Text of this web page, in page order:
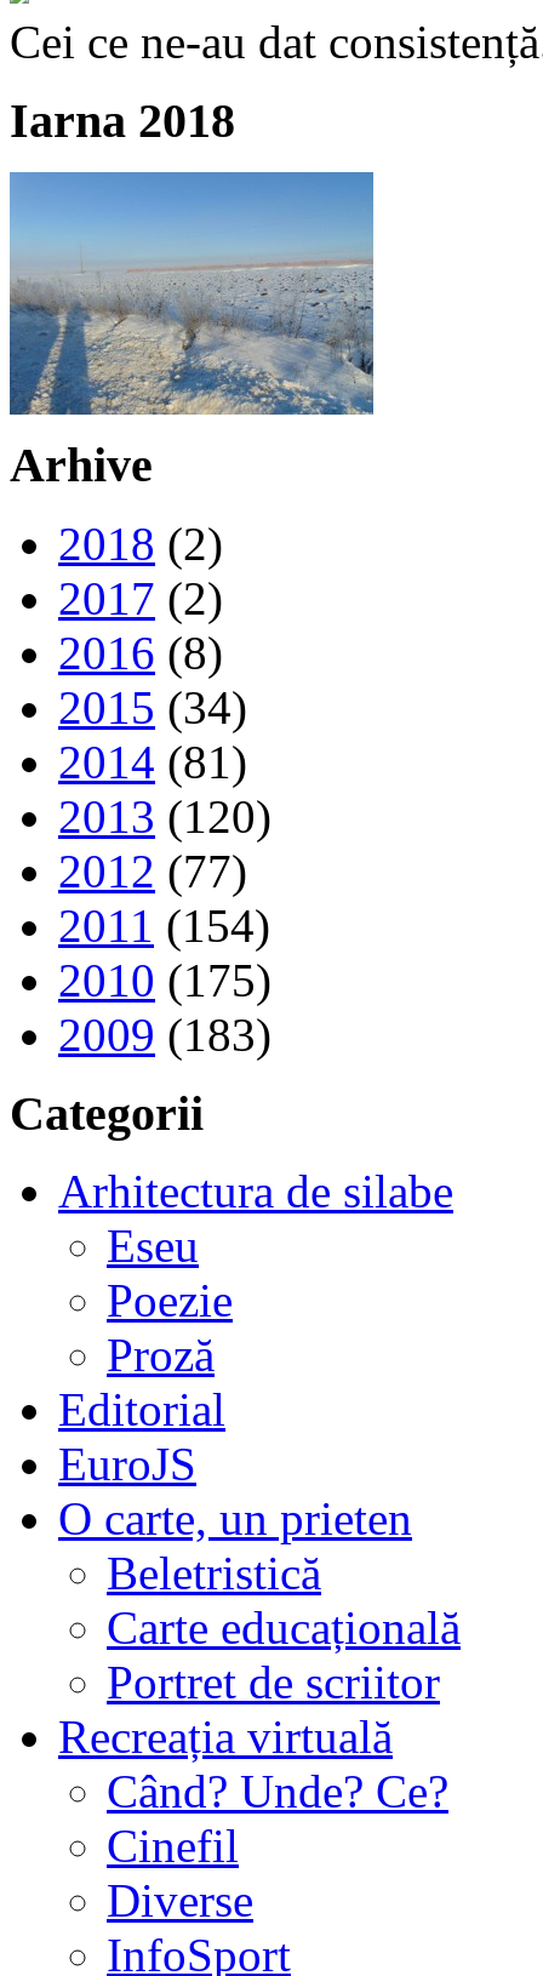
Cei ce ne-au dat
Iarna 2018
Arhive
2018 (2)
2017 (2)
2016 (8)
2015 (34)
2014 (81)
2013 (120)
2012 (77)
2011 (154)
2010 (175)
2009 (183)
Categorii
Arhitectura de silabe
Eseu
Poezie
Proză
Editorial
EuroJS
O carte, un prieten
Beletristică
Carte educațională
Portret de scriitor
Recreația virtuală
Când? Unde? Ce?
Cinefil
Diverse
InfoSport